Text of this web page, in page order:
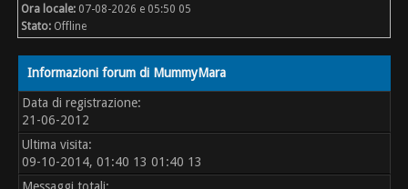
Ora locale: 07-08-2026 e 05:50 05
Stato: Offline
Informazioni forum di MummyMara
Data di registrazione:
21-06-2012
Ultima visita:
09-10-2014, 01:40 13 01:40 13